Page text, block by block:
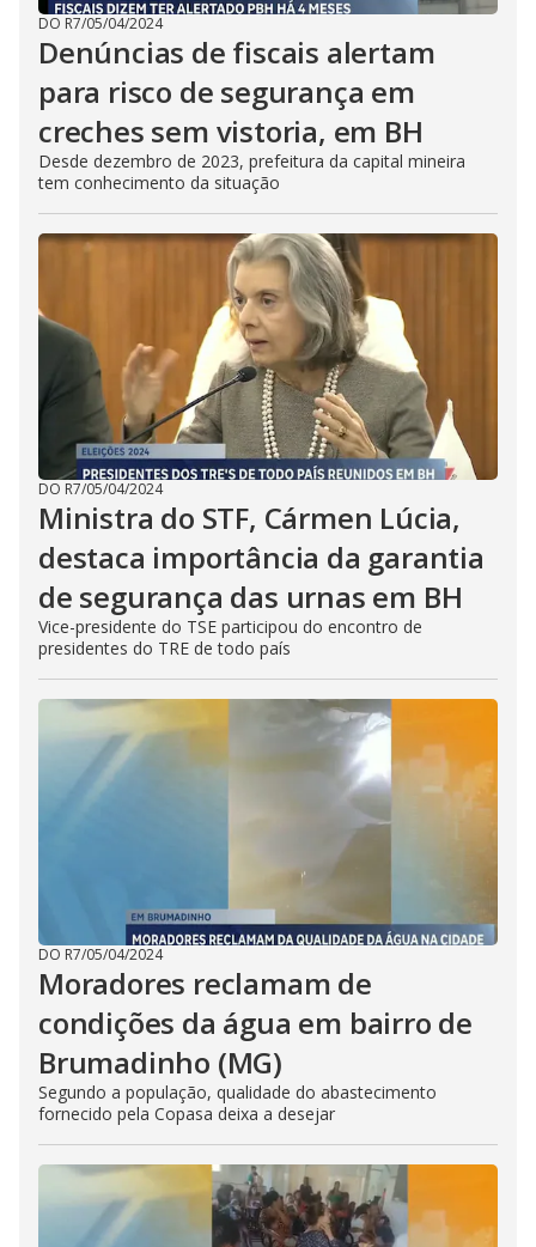
DO R7/05/04/2024
Denúncias de fiscais alertam
para risco de segurança em
creches sem vistoria, em BH
Desde dezembro de 2023, prefeitura da capital mineira
tem conhecimento da situação
DO R7/05/04/2024
Ministra do STF, Cármen Lúcia,
destaca importância da garantia
de segurança das urnas em BH
Vice-presidente do TSE participou do encontro de
presidentes do TRE de todo país
DO R7/05/04/2024
Moradores reclamam de
condições da água em bairro de
Brumadinho (MG)
Segundo a população, qualidade do abastecimento
fornecido pela Copasa deixa a desejar